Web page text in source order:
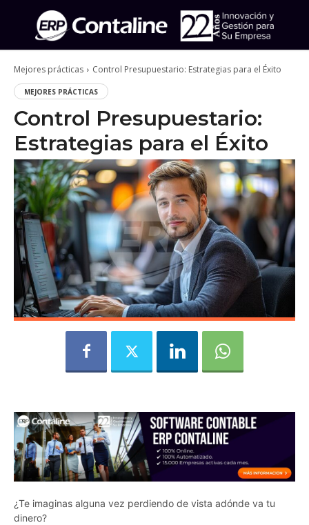
Mejores prácticas Control Presupuestario: Estrategias para el Éxito
MEJORES PRÁCTICAS
Control Presupuestario:
Estrategias para el Éxito
¿Te imaginas alguna vez perdiendo de vista adónde va tu
dinero?